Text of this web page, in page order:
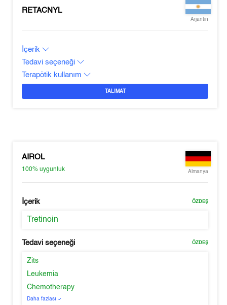
RETACNYL
Arjantin
İçerik
Tedavi seçeneği
Terapötik kullanım
TALIMAT
AIROL
100%uygunluk Almanya
İçerik ÖZDEŞ
Tretinoin
Tedavi seçeneği ÖZDEŞ
Zits
Leukemia
Chemotherapy
Daha fazlası